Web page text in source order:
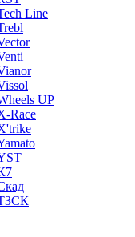
Line
UP
Race